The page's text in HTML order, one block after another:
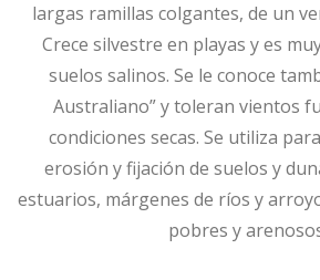
largas ramillas colgantes, de un
Crece silvestre en playas y es
suelos salinos. Se le conoce
Australiano” y toleran vientos
condiciones secas. Se utiliza
erosión y fijación de suelos y
estuarios, márgenes de ríos y
pobres y